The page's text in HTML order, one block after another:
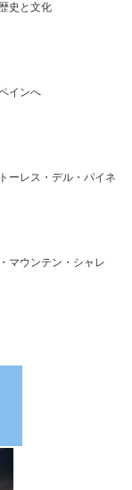
史と文化
インへ
ーレス・デル・パイネ
マウンテン・シャレ